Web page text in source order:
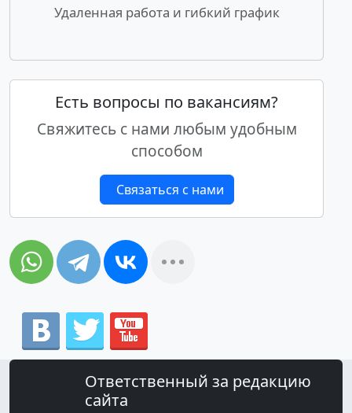
Удаленная работа и гибкий график
Есть вопросы по вакансиям?
Свяжитесь с нами любым удобным
способом
Связаться с нами
Ответственный за редакцию
сайта